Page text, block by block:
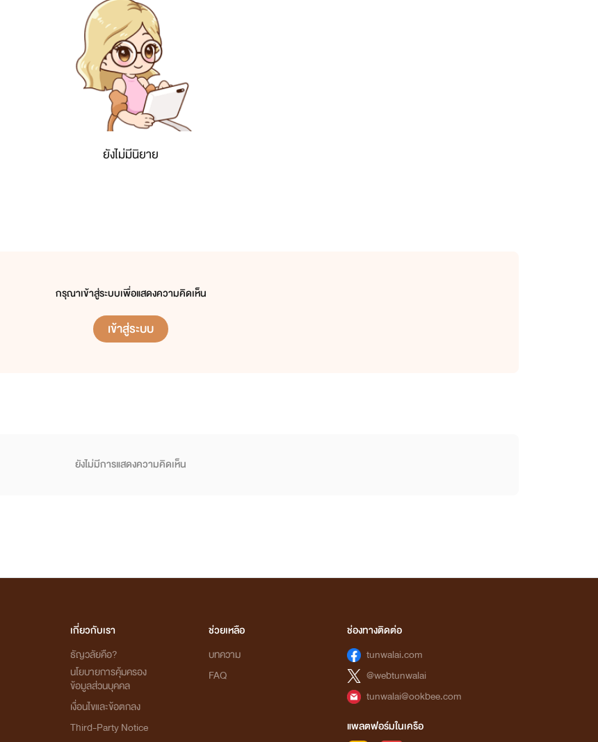
ยังไม่มีนิยาย
กรุณาเข้าสู่ระบบเพื่อแสดงความคิดเห็น
เข้าสู่ระบบ
ยังไม่มีการแสดงความคิดเห็น
เกี่ยวกับเรา
ธัญวลัยคือ?
นโยบายการคุ้มครอง
ข้อมูลส่วนบุคคล
เงื่อนไขและข้อตกลง
Third-Party Notice
ช่วยเหลือ
บทความ
FAQ
ช่องทางติดต่อ
tunwalai.com
@webtunwalai
tunwalai@ookbee.com
แพลตฟอร์มในเครือ